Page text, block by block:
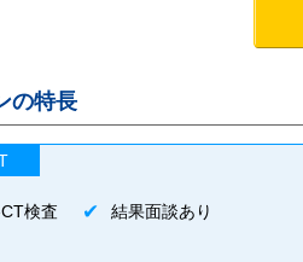
の特長
検査 結果面談あり